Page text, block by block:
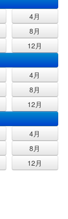
4月
8月
12月
4月
8月
12月
4月
8月
12月